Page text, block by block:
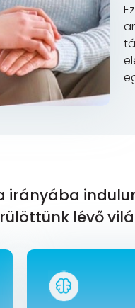
irányába
lévő